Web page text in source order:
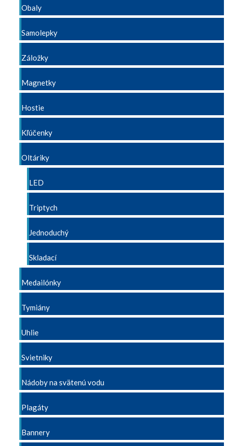
Obaly
Samolepky
Záložky
Magnetky
Hostie
Kľúčenky
Oltáriky
LED
Triptych
Jednoduchý
Skladací
Medailónky
Tymiány
Uhlie
Svietniky
Nádoby na svätenú vodu
Plagáty
Bannery